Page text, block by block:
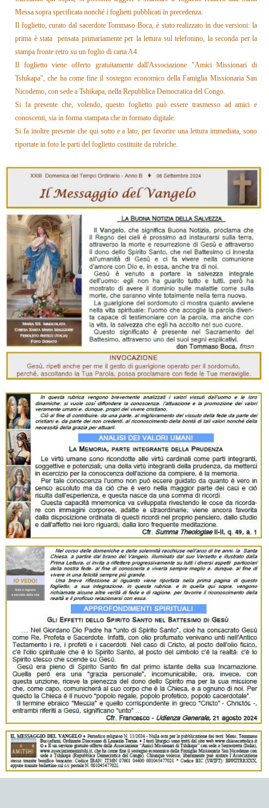
Messa sopra specificata nonché i foglietti pubblicati in precedenza.
Il foglietto, curato dal sacerdote Tommaso Boca, è stato realizzato in due versioni: la
prima è stata pensata primariamente per la lettura sul telefonino, la seconda per la
stampa fronte retro su un foglio di carta A4.
Il fogliettoviene offerto gratuitamente dall'Associazione "Amici Missionari di
Tshikapa", che ha come fine il sostegno economico della Famiglia Missionaria San
Nicodemo, con sede a Tshikapa, nella Repubblica Democratica del Congo.
Si fa presente che, volendo, questo foglietto può essere trasmesso ad amici e
conoscenti, sia in forma stampata che in formato digitale.
Si fa inoltre presente che qui sotto e a lato, per favorire una lettura immediata, sono
riportate in foto le parti del foglietto costituite da rubriche.